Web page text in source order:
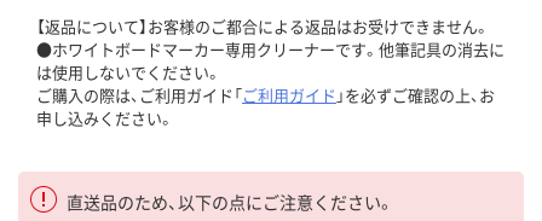
【返品について】お客様のご都合による返品はお受けできません。
●ホワイトボードマーカー専用クリーナーです。他筆記具の消去に
は使用しないでください。
ご購入の際は、ご利用ガイド「ご利用ガイド 」を必ずご確認の上、お
申し込みください。
直送品のため、以下の点にご注意ください。